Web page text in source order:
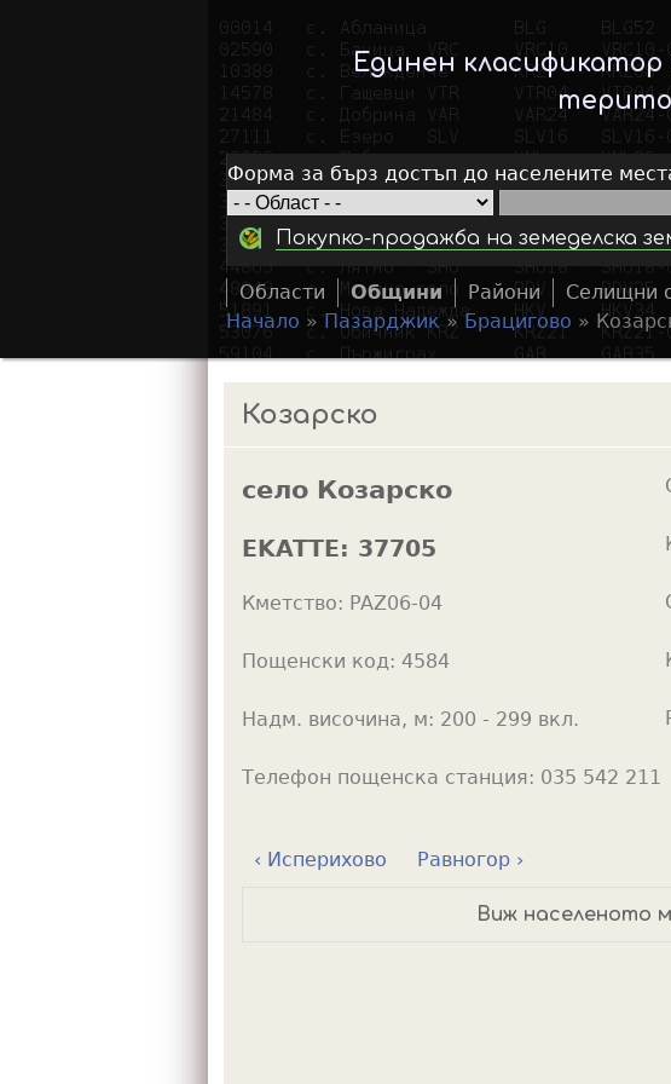
Единен
Форма за бърз достъп до населените
Покупко-продажба на земеделска
Области Общини Райони Селищни
o
Начало »Пазарджик» Брацигово »
Козарско
село Козарско
EKATTE: 37705
Кметство: PAZ06-04
Пощенски код: 4584
Надм. височина, м: 200 - 299 вкл.
Телефон пощенска станция: 035 542 211
‹ Исперихово Равногор ›
Виж населеното